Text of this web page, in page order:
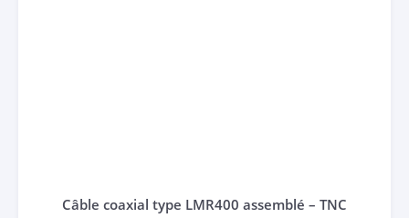
Câble coaxial type LMR400 assemblé – TNC